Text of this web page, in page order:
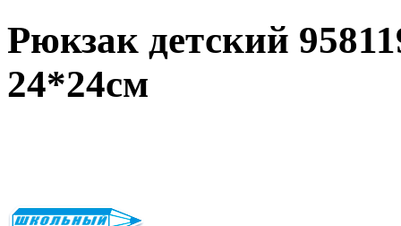
Рюкзак детский
24*24см